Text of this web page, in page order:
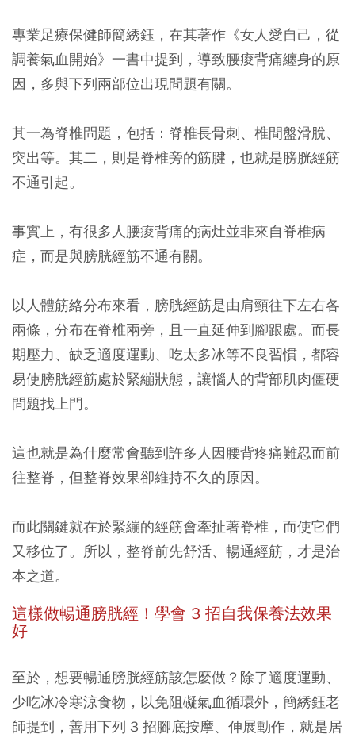
專業足療保健師簡綉鈺，在其著作《女人愛自己，從
調養氣血開始》一書中提到，導致腰痠背痛纏身的原
因，多與下列兩部位出現問題有關。
其一為脊椎問題，包括：脊椎長骨刺、椎間盤滑脫、
突出等。其二，則是脊椎旁的筋腱，也就是膀胱經筋
不通引起。
事實上，有很多人腰痠背痛的病灶並非來自脊椎病
症，而是與膀胱經筋不通有關。
以人體筋絡分布來看，膀胱經筋是由肩頸往下左右各
兩條，分布在脊椎兩旁，且一直延伸到腳跟處。而長
期壓力、缺乏適度運動、吃太多冰等不良習慣，都容
易使膀胱經筋處於緊繃狀態，讓惱人的背部肌肉僵硬
問題找上門。
這也就是為什麼常會聽到許多人因腰背疼痛難忍而前
往整脊，但整脊效果卻維持不久的原因。
而此關鍵就在於緊繃的經筋會牽扯著脊椎，而使它們
又移位了。所以，整脊前先舒活、暢通經筋，才是治
本之道。
這樣做暢通膀胱經！學會 3 招自我保養法效果
好
至於，想要暢通膀胱經筋該怎麼做？除了適度運動、
少吃冰冷寒涼食物，以免阻礙氣血循環外，簡綉鈺老
師提到，善用下列 3 招腳底按摩、伸展動作，就是居